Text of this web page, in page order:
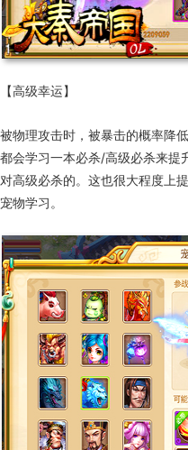
【高级幸运】
被物理攻击时，被暴击的概率降
都会学习一本必杀/高级必杀来提
对高级必杀的。这也很大程度上
宠物学习。